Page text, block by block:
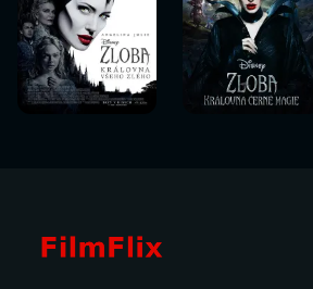
Sledovat
nyní
Sledovat
nyní
Sledovat
nyní
Sledovat
nyní